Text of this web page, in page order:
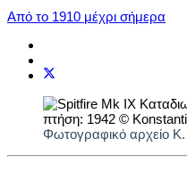
Από το 1910 μέχρι σήμερα
Φωτογραφικό αρχείο Κ.